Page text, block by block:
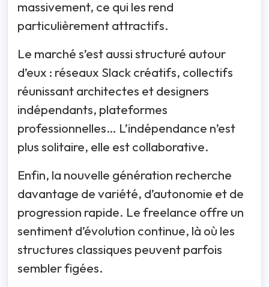
massivement, ce qui les rend
particulièrement attractifs.
Le marché s’est aussi structuré autour
d’eux : réseaux Slack créatifs, collectifs
réunissant architectes et designers
indépendants, plateformes
professionnelles… L’indépendance n’est
plus solitaire, elle est collaborative.
Enfin, la nouvelle génération recherche
davantage de variété, d’autonomie et de
progression rapide. Le freelance offre un
sentiment d’évolution continue, là où les
structures classiques peuvent parfois
sembler figées.